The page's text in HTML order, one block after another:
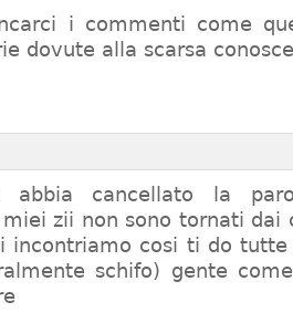
i commenti come
dovute alla scarsa
cancellato la
zii non sono tornati dai
incontriamo cosi ti do tutte
schifo) gente